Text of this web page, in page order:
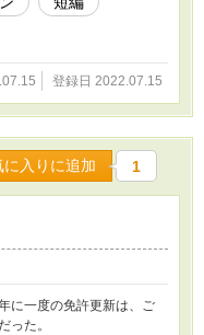
登録日 2022.07.15
に入りに追加 1
に一度の免許更新は、ご
った。